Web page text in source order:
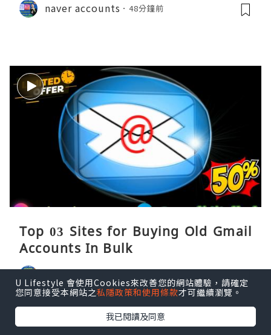
naver accounts 48分鐘前
Top 03 Sites for Buying Old Gmail
Accounts In Bulk
naver accounts
U Lifestyle 會使用Cookies來改善您的網站體驗，請確定
您同意接受本網站之私隱政策和使用條款才可繼續瀏覽。
我已閱讀及同意